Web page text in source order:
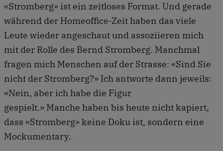
«Stromberg» ist ein zeitloses Format. Und gerade
während der Homeoffice-Zeit haben das viele
Leute wieder angeschaut und assoziieren mich
mit der Rolle des Bernd Stromberg. Manchmal
fragen mich Menschen auf der Strasse: «Sind Sie
nicht der Stromberg?» Ich antworte dann jeweils:
«Nein, aber ich habe die Figur
gespielt.» Manche haben bis heute nicht kapiert,
dass «Stromberg» keine Doku ist, sondern eine
Mockumentary.